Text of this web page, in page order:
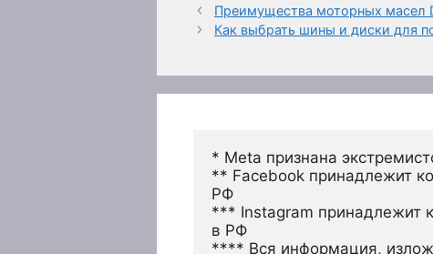
Преимущества моторных масел
Как выбрать шины и диски для
* Meta признана
** Facebook принадлежит
РФ
*** Instagram принадлежит
в РФ
**** Вся информация,